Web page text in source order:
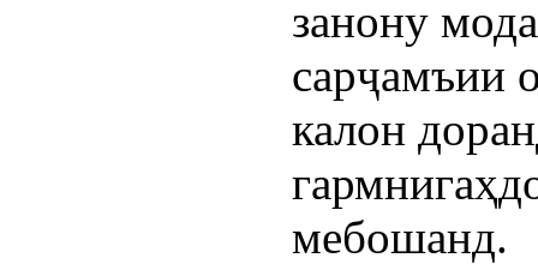
занону
сарҷамъии
калон
мебошанд.